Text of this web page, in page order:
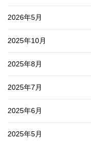
2026年5月
2025年10月
2025年8月
2025年7月
2025年6月
2025年5月